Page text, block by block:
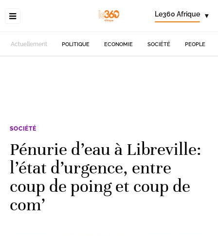
Le360 Afrique ▾
Actuellement POLITIQUE ECONOMIE SOCIÉTÉ PEOPLE
SOCIÉTÉ
Pénurie d’eau à Libreville:
l’état d’urgence, entre
coup de poing et coup de
com’